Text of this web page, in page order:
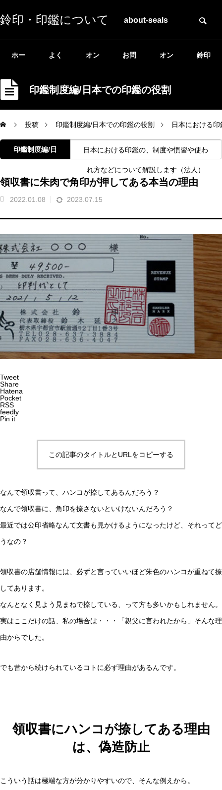
鈴印・印鑑について about-seals
ホー
ム
よく
ある
オン
ライ
お問
い合
オン
ライ
プ
鈴印
ージ
印鑑制度編/日本での印鑑の役割
投稿 印鑑制度編/日本での印鑑の役割 日本における
印鑑制度編/日
役割
日本における印鑑の、制度や慣習や使わ
れ方などについて解説します（法人）
領収書に朱肉で角印が押してある本当の理由
2022.01.08 2023.07.15
Tweet
Share
Hatena
Pocket
RSS
feedly
Pin it
この記事のタイトルとURLをコピーする
なんで領収書って、ハンコが捺してあるんだろう？
なんで領収書に、角印を捺さないといけないんだろう？
最近では公印省略なんて文書も見かけるようになったけど、それってど
うなの？
領収書の店舗情報には、必ずと言っていいほど朱色のハンコが重ねて捺
してあります。
なんとなく見よう見まねで捺している、って方も多いかもしれません。
実はここだけの話、私の場合は・・・「親父に言われたから」そんな理
由からでした。
でも昔から続けられているコトに必ず理由があるんです。
領収書にハンコが捺してある理由
は、偽造防止
こういう話は極端な方が分かりやすいので、そんな例えから。